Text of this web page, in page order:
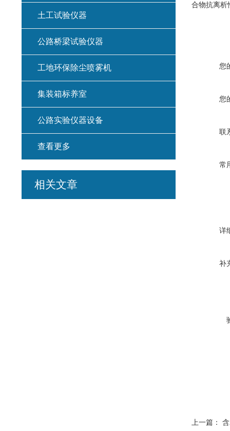
合物抗离析
您
您
联
常
详
补
上一篇： 含
土工试验仪器
公路桥梁试验仪器
工地环保除尘喷雾机
集装箱标养室
公路实验仪器设备
查看更多
相关文章